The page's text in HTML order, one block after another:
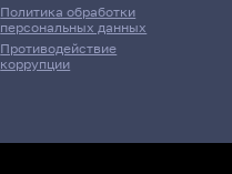
Политика обработки
персональных данных
Противодействие
коррупции